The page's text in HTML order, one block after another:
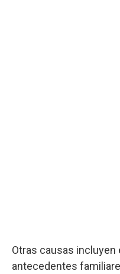
Otras causas incluyen
antecedentes